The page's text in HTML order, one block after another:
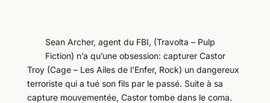
Sean Archer, agent du FBI, (Travolta – Pulp
Fiction) n’a qu’une obsession: capturer Castor
Troy (Cage – Les Ailes de l’Enfer, Rock) un dangereux
terroriste qui a tué son fils par le passé. Suite à sa
capture mouvementée, Castor tombe dans le coma.